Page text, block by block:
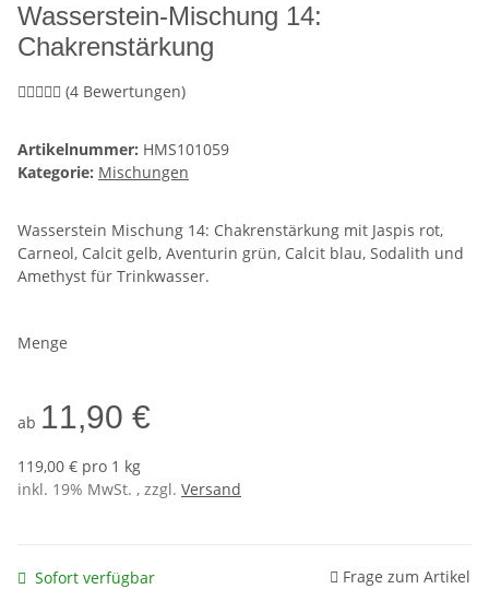
Wasserstein-Mischung 14:
Chakrenstärkung
(4 Bewertungen)
Artikelnummer: HMS101059
Kategorie: Mischungen
Wasserstein Mischung 14: Chakrenstärkung mit Jaspis rot,
Carneol, Calcit gelb, Aventurin grün, Calcit blau, Sodalith und
Amethyst für Trinkwasser.
Menge
ab 11,90 €
119,00 € pro 1 kg
inkl. 19% MwSt. , zzgl. Versand
Sofort verfügbar Frage zum Artikel